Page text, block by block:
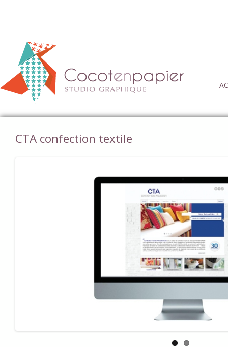
CTA confection textile